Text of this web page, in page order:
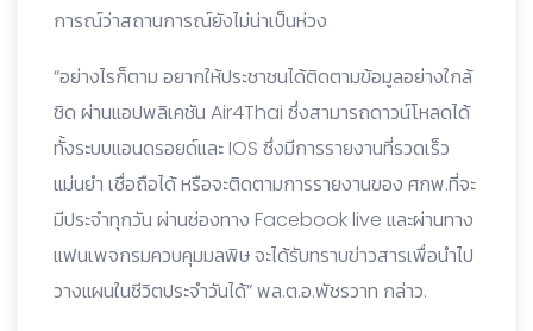
การณ์ว่าสถานการณ์ยังไม่น่าเป็นห่วง
“อย่างไรก็ตาม อยากให้ประชาชนได้ติดตามข้อมูลอย่างใกล้
ชิด ผ่านแอปพลิเคชัน Air4Thai ซึ่งสามารถดาวน์โหลดได้
ทั้งระบบแอนดรอยด์และ IOS ซึ่งมีการรายงานที่รวดเร็ว
แม่นยำ เชื่อถือได้ หรือจะติดตามการรายงานของ ศกพ.ที่จะ
มีประจำทุกวัน ผ่านช่องทาง Facebook live และผ่านทาง
แฟนเพจกรมควบคุมมลพิษ จะได้รับทราบข่าวสารเพื่อนำไป
วางแผนในชีวิตประจำวันได้” พล.ต.อ.พัชรวาท กล่าว.